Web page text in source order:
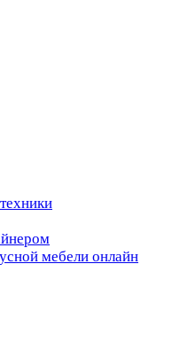
мебели онлайн